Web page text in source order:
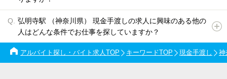
弘明寺駅 （神奈川県） 現金手渡しの求人に興味のある他の
人はどんな条件でお仕事を探していますか？
アルバイト探し・バイト求人TOP キーワードTOP 現金手渡し 神